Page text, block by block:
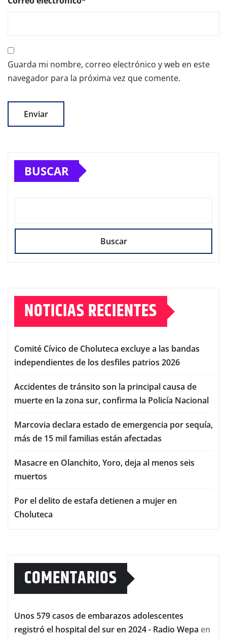
Guarda mi nombre, correo electrónico y web en este
navegador para la próxima vez que comente.
BUSCAR
Buscar
NOTICIAS RECIENTES
Comité Cívico de Choluteca excluye a las bandas
independientes de los desfiles patrios 2026
Accidentes de tránsito son la principal causa de
muerte en la zona sur, confirma la Policía Nacional
Marcovia declara estado de emergencia por sequía,
más de 15 mil familias están afectadas
Masacre en Olanchito, Yoro, deja al menos seis
muertos
Por el delito de estafa detienen a mujer en
Choluteca
COMENTARIOS
Unos 579 casos de embarazos adolescentes
registró el hospital del sur en 2024 - Radio Wepa en